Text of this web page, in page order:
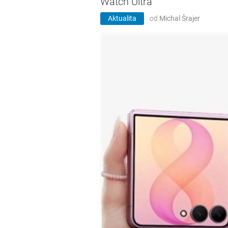
Aktualita od Michal Šrajer